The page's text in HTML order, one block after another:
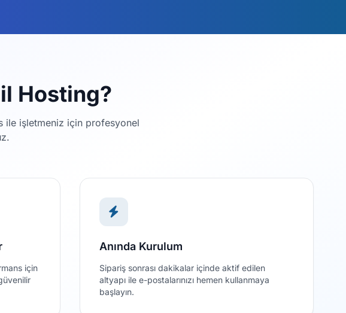
Hosting?
ile işletmeniz için profesyonel
için
Anında Kurulum
Sipariş sonrası dakikalar içinde aktif edilen
altyapı ile e-postalarınızı hemen kullanmaya
başlayın.